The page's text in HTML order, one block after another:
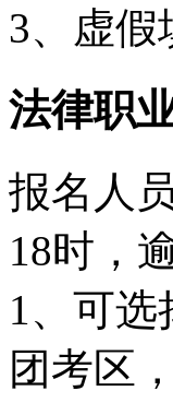
3、虚假
法律职
报名人
18时，
1、可
团考区